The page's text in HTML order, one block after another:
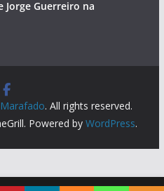
Jorge Guerreiro na
. All rights reserved.
Powered by WordPress.